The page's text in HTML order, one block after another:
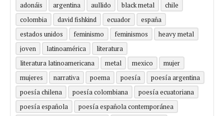
adonáis argentina aullido black metal
chile
colombia
david fishkind ecuador
españa
estados unidos
feminismo feminismos
heavy metal
joven
latinoamérica
literatura
literatura latinoamericana
metal mexico
mujer
mujeres
narrativa poema poesía
poesía argentina
poesía chilena
poesía colombiana
poesía ecuatoriana
poesía española
poesía española contemporánea